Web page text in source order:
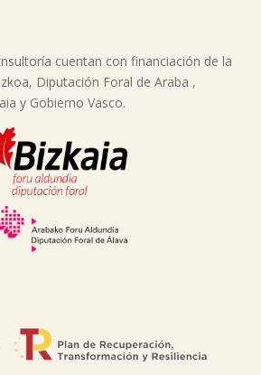
cuentan con financiación de la
Diputación Foral de Araba ,
y Gobierno Vasco.